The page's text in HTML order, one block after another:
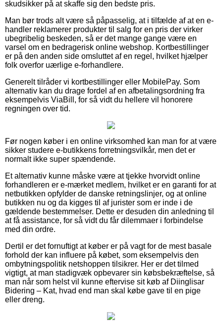
skudsikker på at skaffe sig den bedste pris.
Man bør trods alt være så påpasselig, at i tilfælde af at en e-
handler reklamerer produkter til salg for en pris der virker
ubegribelig beskeden, så er det mange gange være en
varsel om en bedragerisk online webshop. Kortbestillinger
er på den anden side omsluttet af en regel, hvilket hjælper
folk overfor uærlige e-forhandlere.
Generelt tilråder vi kortbestillinger eller MobilePay. Som
alternativ kan du drage fordel af en afbetalingsordning fra
eksempelvis ViaBill, for så vidt du hellere vil honorere
regningen over tid.
Før nogen køber i en online virksomhed kan man for at være
sikker studere e-butikkens forretningsvilkår, men det er
normalt ikke super spændende.
Et alternativ kunne måske være at tjekke hvorvidt online
forhandleren er e-mærket medlem, hvilket er en garanti for at
netbutikken opfylder de danske retningslinjer, og at online
butikken nu og da kigges til af jurister som er inde i de
gældende bestemmelser. Dette er desuden din anledning til
at få assistance, for så vidt du får dilemmaer i forbindelse
med din ordre.
Dertil er det fornuftigt at køber er på vagt for de mest basale
forhold der kan influere på købet, som eksempelvis den
ombytningspolitik netshoppen tilsikrer. Her er det tilmed
vigtigt, at man stadigvæk opbevarer sin købsbekræftelse, så
man når som helst vil kunne eftervise sit køb af Diinglisar
Bidering – Kat, hvad end man skal købe gave til en pige
eller dreng.